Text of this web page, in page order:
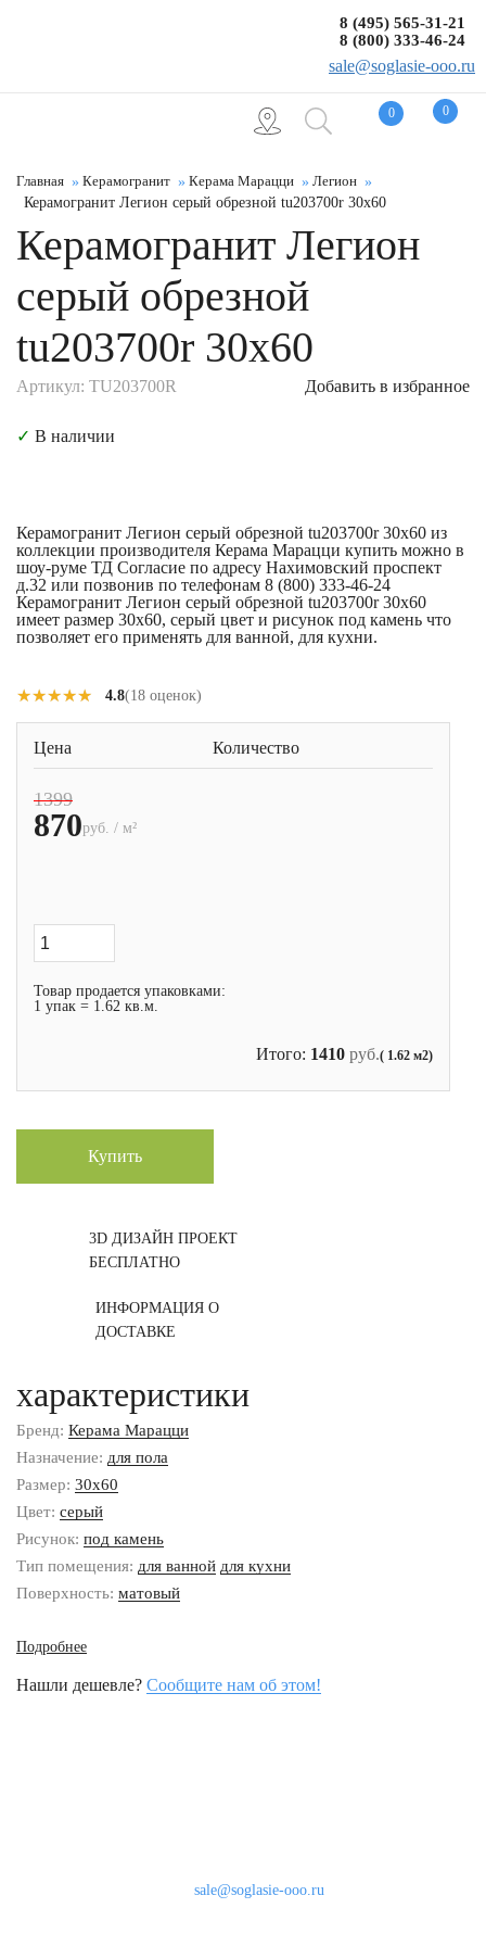
0 0
8 (495) 565-31-21
8 (800) 333-46-24
sale@soglasie-ooo.ru
Главная Керамогранит Керама Марацци
Легион
Керамогранит Легион серый обрезной tu203700r 30x60
Керамогранит Легион
серый обрезной
tu203700r 30x60
Артикул: TU203700R Добавить в избранное
✓ В наличии
Керамогранит Легион серый обрезной tu203700r 30x60 из
коллекции производителя Керама Марацци купить можно в
шоу-руме ТД Согласие по адресу Нахимовский проспект
д.32 или позвонив по телефонам 8 (800) 333-46-24
Керамогранит Легион серый обрезной tu203700r 30x60
имеет размер 30x60, серый цвет и рисунок под камень что
позволяет его применять для ванной, для кухни.
★★★★★
★★★★★ 4.8(18 оценок)
Цена Количество
1399
870руб. / м²
Товар продается упаковками:
1 упак = 1.62 кв.м.
Итого: 1410 руб.( 1.62 м2)
Купить
3D ДИЗАЙН ПРОЕКТ
БЕСПЛАТНО
ИНФОРМАЦИЯ О
ДОСТАВКЕ
характеристики
Бренд: Керама Марацци
Назначение: для пола
Размер: 30x60
Цвет: серый
Рисунок: под камень
Тип помещения: для ванной для кухни
Поверхность: матовый
Подробнее
Нашли дешевле? Сообщите нам об этом!
sale@soglasie-ooo.ru